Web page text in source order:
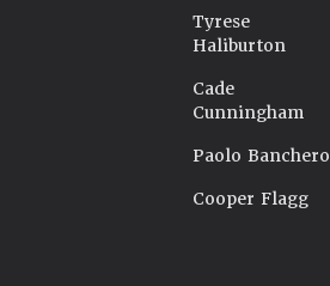
Tyrese
Haliburton
Cade
Cunningham
Paolo Banchero
Cooper Flagg